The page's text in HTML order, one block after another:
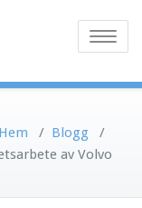
Toggle
Hem / Blogg /
av Volvo